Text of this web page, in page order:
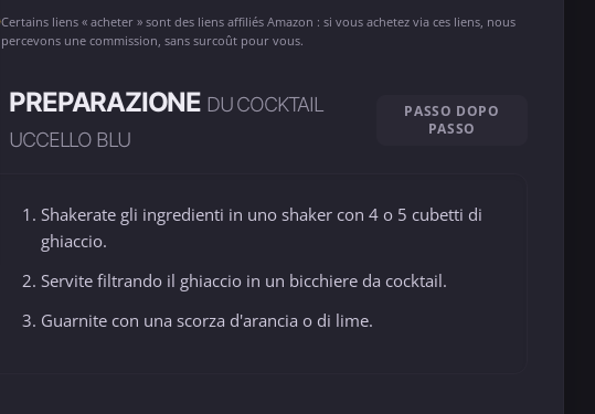
Certains liens « acheter » sont des liens affiliés Amazon : si vous achetez via ces liens, nous
percevons une commission, sans surcoût pour vous.
PREPARAZIONE DU COCKTAIL
UCCELLO BLU
PASSO DOPO
PASSO
Shakerate gli ingredienti in uno shaker con 4 o 5 cubetti di
ghiaccio.
Servite filtrando il ghiaccio in un bicchiere da cocktail.
Guarnite con una scorza d'arancia o di lime.